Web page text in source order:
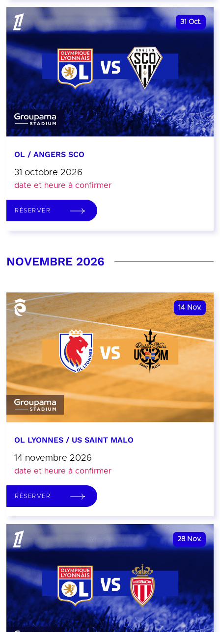
31 Oct.
OL / ANGERS SCO
31 octobre 2026
date et heure à confirmer
RÉSERVER
NOVEMBRE 2026
14 Nov.
OL LYONNES / US SAINT MALO
14 novembre 2026
date et heure à confirmer
RÉSERVER
28 Nov.